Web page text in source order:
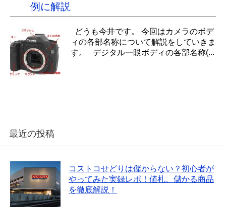
例に解説
どうも今井です。 今回はカメラのボデ
ィの各部名称について解説をしていきま
す。 デジタル一眼ボディの各部名称(...
最近の投稿
コストコせどりは儲からない？初心者が
やってみた実録レポ！値札、儲かる商品
を徹底解説！